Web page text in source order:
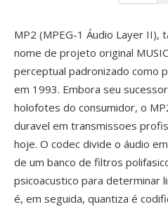
MP2 (MPEG-1 Áudio Layer II),
nome de projeto original
perceptual padronizado como
em 1993. Embora seu
holofotes do consumidor, o
duravel em transmissoes
hoje. O codec divide o áudio
de um banco de filtros
psicoacustico para determinar
é, em seguida, quantiza é